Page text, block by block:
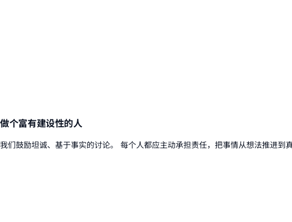
做个富有建设性的人
我们鼓励坦诚、基于事实的讨论。 每个人都应主动承担责任，把事情从想法推进到真